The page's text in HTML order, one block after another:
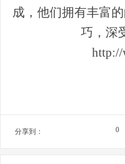
成，他们拥有丰富
巧，深
http://
分享到： 0